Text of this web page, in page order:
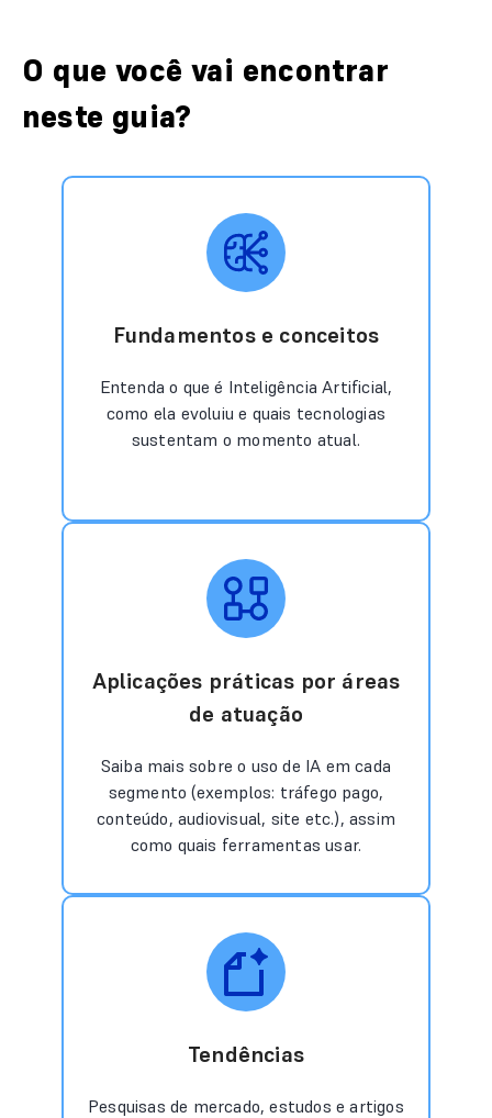
O que você vai encontrar
neste guia?
Fundamentos e conceitos
Entenda o que é Inteligência Artificial,
como ela evoluiu e quais tecnologias
sustentam o momento atual.
Aplicações práticas por áreas
de atuação
Saiba mais sobre o uso de IA em cada
segmento (exemplos: tráfego pago,
conteúdo, audiovisual, site etc.), assim
como quais ferramentas usar.
Tendências
Pesquisas de mercado, estudos e artigos